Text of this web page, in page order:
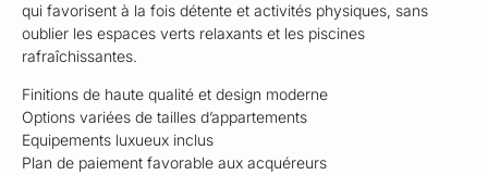
qui favorisent à la fois détente et activités physiques, sans
oublier les espaces verts relaxants et les piscines
rafraîchissantes.
Finitions de haute qualité et design moderne
Options variées de tailles d’appartements
Equipements luxueux inclus
Plan de paiement favorable aux acquéreurs